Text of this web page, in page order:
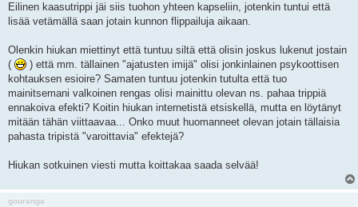
Eilinen kaasutrippi jäi siis tuohon yhteen kapseliin, jotenkin tuntui että
lisää vetämällä saan jotain kunnon flippailuja aikaan.
Olenkin hiukan miettinyt että tuntuu siltä että olisin joskus lukenut jostain
(
) että mm. tällainen "ajatusten imijä" olisi jonkinlainen psykoottisen
kohtauksen esioire? Samaten tuntuu jotenkin tutulta että tuo
mainitsemani valkoinen rengas olisi mainittu olevan ns. pahaa trippiä
ennakoiva efekti? Koitin hiukan internetistä etsiskellä, mutta en löytänyt
mitään tähän viittaavaa... Onko muut huomanneet olevan jotain tällaisia
pahasta tripistä "varoittavia" efektejä?
Hiukan sotkuinen viesti mutta koittakaa saada selvää!
gouranga